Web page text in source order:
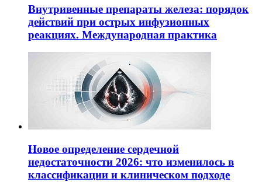
Внутривенные препараты железа: порядок
действий при острых инфузионных
реакциях. Международная практика
Новое определение сердечной
недостаточности 2026: что изменилось в
классификации и клиническом подходе